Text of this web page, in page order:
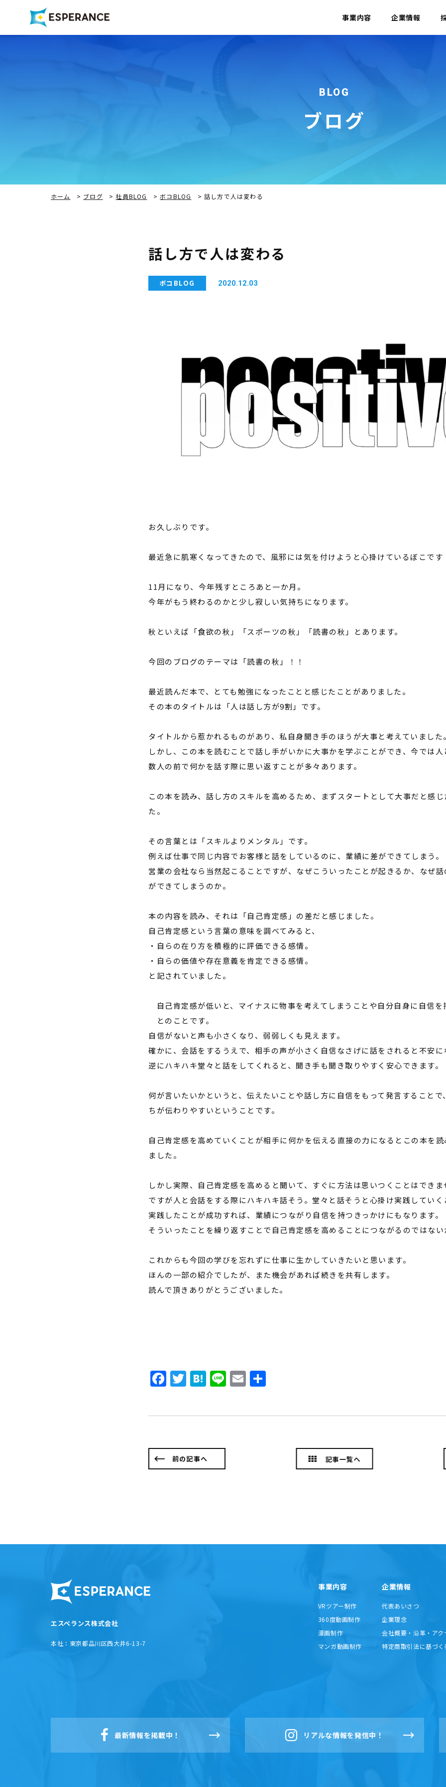
事業内容 企業情報
BLOG
ブログ
ホーム > ブログ > 社員BLOG >ボコBLOG > 話し方で人は変わる
話し方で人は変わる
ボコBLOG 2020.12.03
お久しぶりです。
最近急に肌寒くなってきたので、風邪には気を付けようと心掛けているぼこです
11 月になり、今年残すところあと一か月。
今年がもう終わるのかと少し寂しい気持ちになります。
秋といえば「食欲の秋」「スポーツの秋」「読書の秋」とあります。
今回のブログのテーマは「読書の秋」！！
最近読んだ本で、とても勉強になったことと感じたことがありました。
その本のタイトルは「人は話し方が9割」です。
タイトルから惹かれるものがあり、私自身聞き手のほうが大事と考えていました
しかし、この本を読むことで話し手がいかに大事かを学ぶことができ、今では
数人の前で何かを話す際に思い返すことが多々あります。
この本を読み、話し方のスキルを高めるため、まずスタートとして大事だと感
た。
その言葉とは「スキルよりメンタル」です。
例えば仕事で同じ内容でお客様と話をしているのに、業績に差ができてしまう。
営業の会社なら当然起こることですが、なぜこういったことが起きるか、なぜ
ができてしまうのか。
本の内容を読み、それは「自己肯定感」の差だと感じました。
自己肯定感という言葉の意味を調べてみると、
・自らの在り方を積極的に評価できる感情。
・自らの価値や存在意義を肯定できる感情。
と記されていました。
自己肯定感が低いと、マイナスに物事を考えてしまうことや自分自身に自信を
とのことです。
自信がないと声も小さくなり、弱弱しくも見えます。
確かに、会話をするうえで、相手の声が小さく自信なさげに話をされると不安に
逆にハキハキ堂々と話をしてくれると、聞き手も聞き取りやすく安心できます。
何が言いたいかというと、伝えたいことや話し方に自信をもって発言すること
ちが伝わりやすいということです。
自己肯定感を高めていくことが相手に何かを伝える直接の力になるとこの本を
ました。
しかし実際、自己肯定感を高めると聞いて、すぐに方法は思いつくことはでき
ですが人と会話をする際にハキハキ話そう。堂々と話そうと心掛け実践してい
実践したことが成功すれば、業績につながり自信を持つきっかけにもなります。
そういったことを繰り返すことで自己肯定感を高めることにつながるのではな
これからも今回の学びを忘れずに仕事に生かしていきたいと思います。
ほんの一部の紹介でしたが、また機会があれば続きを共有します。
読んで頂きありがとうございました。
Facebook
Twitter
Hatena
LineEmail
前の記事へ 記事一覧へ
エスペランス株式会社
本社： 東京都品川区西大井6-13-7
事業内容
VRツアー制作
360度動画制作
漫画制作
マンガ動画制作
企業情報
代表あいさつ
企業理念
会社概要・沿革・アク
特定商取引法に基づ
最新情報を掲載中！ リアルな情報を発信中！